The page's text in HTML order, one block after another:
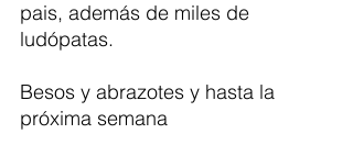
pais, además de miles de
ludópatas.
Besos y abrazotes y hasta la
próxima semana